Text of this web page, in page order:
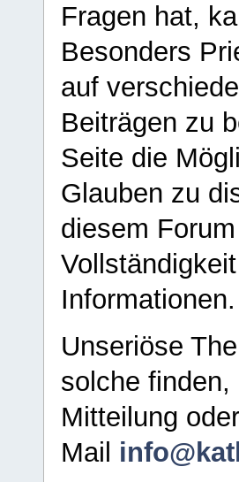
Fragen hat,
Besonders
auf
Beiträgen zu
Seite die
Glauben zu
diesem
Informationen.
Unseriöse
solche
Mitteilung
Mail